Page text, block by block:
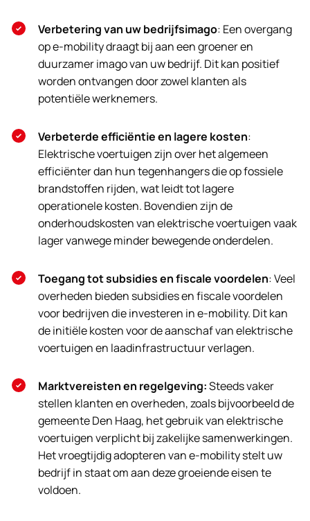
Verbetering van uw bedrijfsimago: Een overgang
op e-mobility draagt bij aan een groener en
duurzamer imago van uw bedrijf. Dit kan positief
worden ontvangen door zowel klanten als
potentiële werknemers​​.
Verbeterde efficiëntie en lagere kosten:
Elektrische voertuigen zijn over het algemeen
efficiënter dan hun tegenhangers die op fossiele
brandstoffen rijden, wat leidt tot lagere
operationele kosten. Bovendien zijn de
onderhoudskosten van elektrische voertuigen vaak
lager vanwege minder bewegende onderdelen​​.
Toegang tot subsidies en fiscale voordelen: Veel
overheden bieden subsidies en fiscale voordelen
voor bedrijven die investeren in e-mobility. Dit kan
de initiële kosten voor de aanschaf van elektrische
voertuigen en laadinfrastructuur verlagen​​.
Marktvereisten en regelgeving:Steeds vaker
stellen klanten en overheden, zoals bijvoorbeeld de
gemeente Den Haag, het gebruik van elektrische
voertuigen verplicht bij zakelijke samenwerkingen.
Het vroegtijdig adopteren van e-mobility stelt uw
bedrijf in staat om aan deze groeiende eisen te
voldoen.